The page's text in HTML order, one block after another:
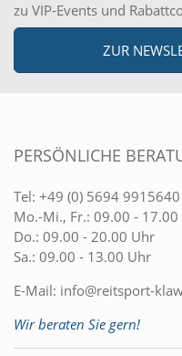
zu VIP-Events und
ZUR
PERSÖNLICHE
Tel: +49 (0) 5694 9915640
Mo.-Mi., Fr.: 09.00 -
Do.: 09.00 - 20.00 Uhr
Sa.: 09.00 - 13.00 Uhr
E-Mail: info@reitsport-
Wir beraten Sie gern!